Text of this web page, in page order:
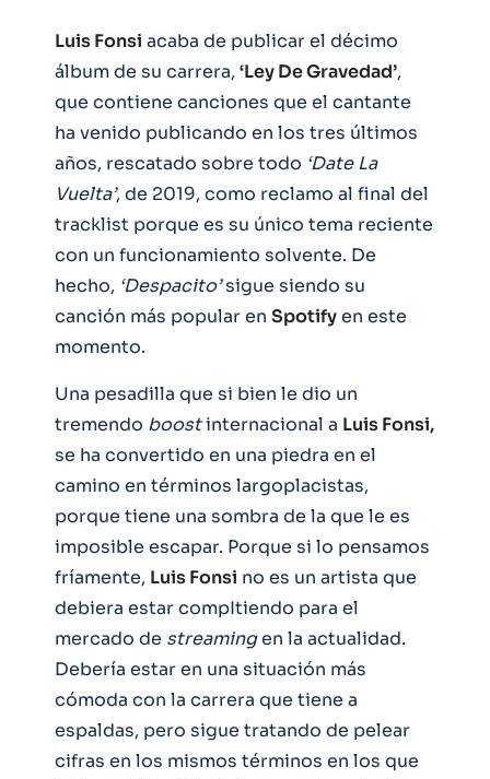
Luis Fonsi acaba de publicar el décimo
álbum de su carrera, ‘Ley De Gravedad’,
que contiene canciones que el cantante
ha venido publicando en los tres últimos
años, rescatado sobre todo ‘Date La
Vuelta’, de 2019, como reclamo al final del
tracklist porque es su único tema reciente
con un funcionamiento solvente. De
hecho, ‘Despacito’sigue siendo su
canción más popular en Spotifyen este
momento.
Una pesadilla que si bien le dio un
tremendo boostinternacional a Luis Fonsi,
se ha convertido en una piedra en el
camino en términos largoplacistas,
porque tiene una sombra de la que le es
imposible escapar. Porque si lo pensamos
fríamente, Luis Fonsi no es un artista que
debiera estar compItiendo para el
mercado de streamingen la actualidad.
Debería estar en una situación más
cómoda con la carrera que tiene a
espaldas, pero sigue tratando de pelear
cifras en los mismos términos en los que